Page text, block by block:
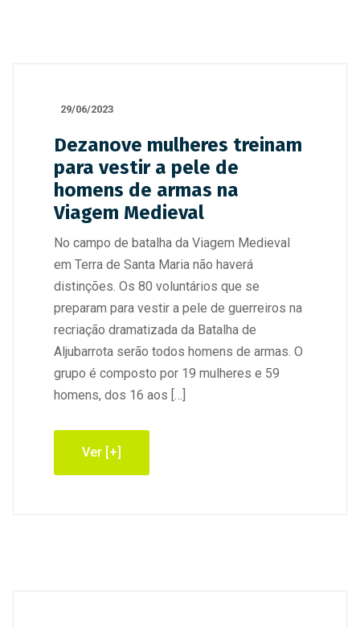
29/06/2023
Dezanove mulheres treinam
para vestir a pele de
homens de armas na
Viagem Medieval
No campo de batalha da Viagem Medieval
em Terra de Santa Maria não haverá
distinções. Os 80 voluntários que se
preparam para vestir a pele de guerreiros na
recriação dramatizada da Batalha de
Aljubarrota serão todos homens de armas. O
grupo é composto por 19 mulheres e 59
homens, dos 16 aos […]
Ver [+]